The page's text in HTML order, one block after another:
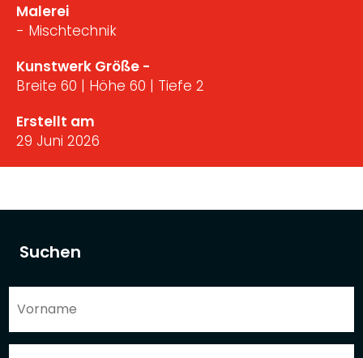
Suchen
Malerei
- Mischtechnik
Kunstwerk Größe -
Breite 60 | Höhe 60 | Tiefe 2
Erstellt am
29 Juni 2026